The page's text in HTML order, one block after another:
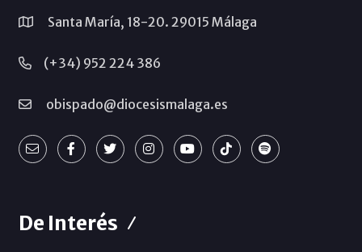
Santa María, 18-20. 29015 Málaga
(+34) 952 224 386
obispado@diocesismalaga.es
De Interés